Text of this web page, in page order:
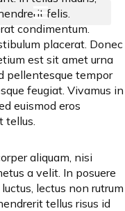
felis.
condimentum.
placerat. Donec
est sit amet urna
pellentesque tempor
feugiat. Vivamus in
euismod eros
tellus.
aliquam, nisi
a velit. In posuere
lectus non rutrum
tellus risus id